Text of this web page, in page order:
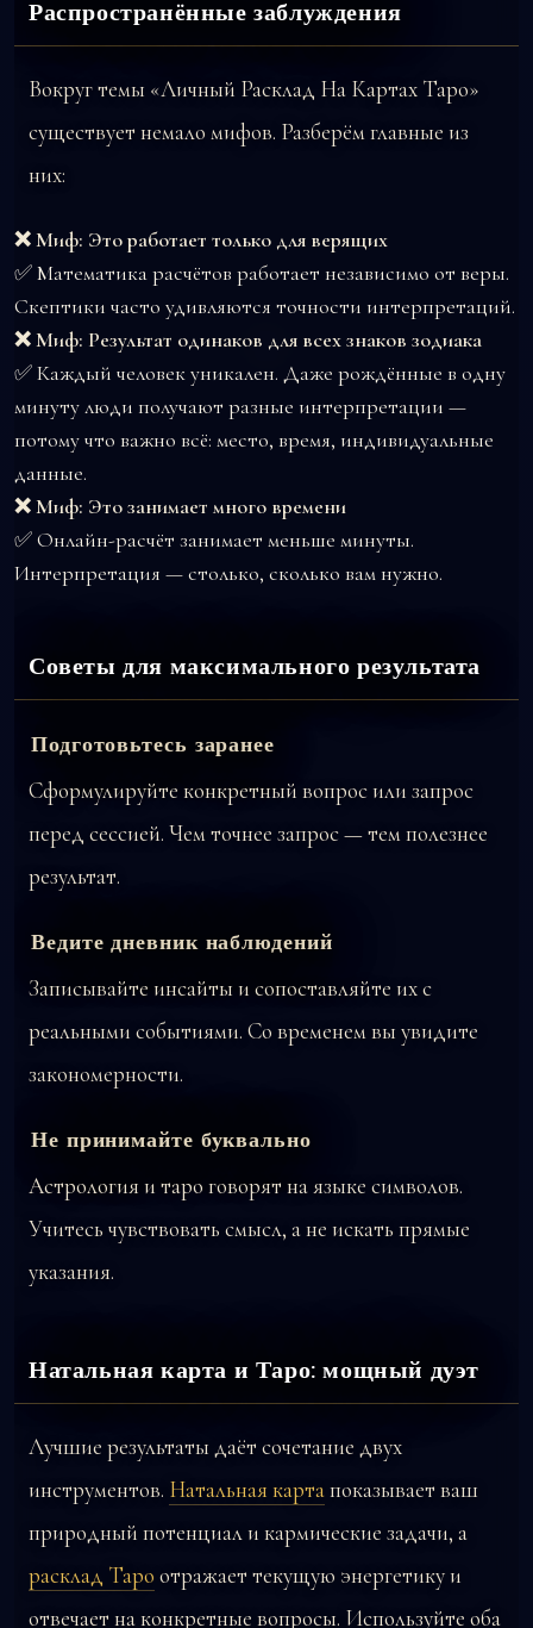
Распространённые заблуждения
Вокруг темы «Личный Расклад На Картах Таро»
существует немало мифов. Разберём главные из
них:
❌ Миф: Это работает только для верящих
✅ Математика расчётов работает независимо от веры.
Скептики часто удивляются точности интерпретаций.
❌ Миф: Результат одинаков для всех знаков зодиака
✅ Каждый человек уникален. Даже рождённые в одну
минуту люди получают разные интерпретации —
потому что важно всё: место, время, индивидуальные
данные.
❌ Миф: Это занимает много времени
✅ Онлайн-расчёт занимает меньше минуты.
Интерпретация — столько, сколько вам нужно.
Советы для максимального результата
Подготовьтесь заранее
Сформулируйте конкретный вопрос или запрос
перед сессией. Чем точнее запрос — тем полезнее
результат.
Ведите дневник наблюдений
Записывайте инсайты и сопоставляйте их с
реальными событиями. Со временем вы увидите
закономерности.
Не принимайте буквально
Астрология и таро говорят на языке символов.
Учитесь чувствовать смысл, а не искать прямые
указания.
Натальная карта и Таро: мощный дуэт
Лучшие результаты даёт сочетание двух
инструментов. Натальная картапоказывает ваш
природный потенциал и кармические задачи, а
расклад Таро отражает текущую энергетику и
отвечает на конкретные вопросы. Используйте оба